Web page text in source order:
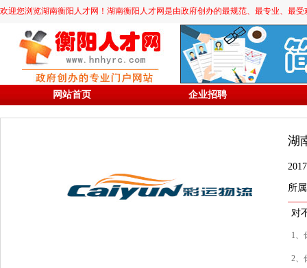
欢迎您浏览湖南衡阳人才网！湖南衡阳人才网是由政府创办的最规范、最专业、最
网站首页 企业招聘
湖
所
对
1、
2、